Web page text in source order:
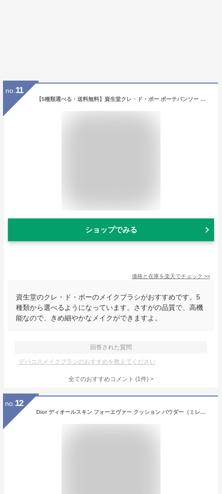
no. 11
【5種類選べる・送料無料】資生堂クレ・ド・ポー ボーテパンソー メイクブラシ/化粧用具/クレ・ド・ポー/cledepeau
ショップでみる
価格と在庫を楽天でチェック >>
資生堂のクレ・ド・ポーのメイクブラシがおすすめです。5
種類から選べるようになっています。さすがの品質で、高機
能なので、きめ細やかなメイクができますよ。
回答された質問
デパコスメイクブラシのおすすめを教えてください
全てのおすすめコメント (1件) >
no. 12
Dior ディオールスキン フォーエヴァー クッション パウダー（ミレフィオリ）（限定品）